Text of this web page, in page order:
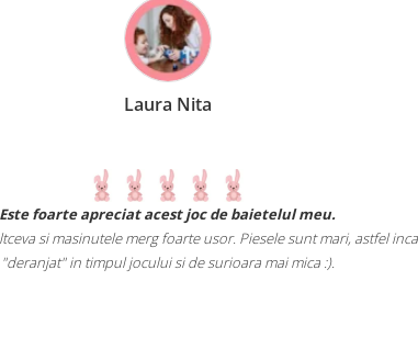
Laura Nita
Este foarte apreciat acest joc de baietelul meu.
si masinutele merg foarte usor. Piesele sunt mari, astfel
"deranjat" in timpul jocului si de surioara mai mica :).